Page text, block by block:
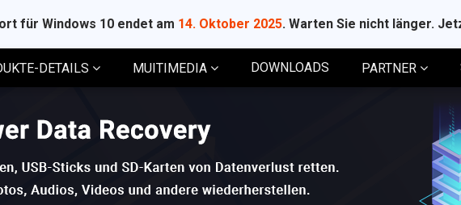
für Windows 10 endet am 14. Oktober 2025. Warten Sie nicht länger.
DETAILS MUITIMEDIA DOWNLOADS PARTNER